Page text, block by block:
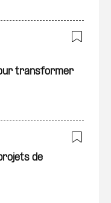
transformer
de